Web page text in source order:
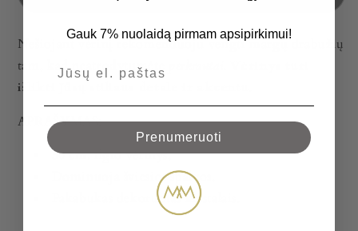
Nešiojant vėrinį rekomenduoju vengti margų drabužių
tam, kad neatrodytumėte
išlikti Jūsų stiliaus detale ir akcentu
APRAŠYMAS:
50 cm. ilgio vėrinys,
Dominuoja šviesios spalvos,
Pakabukas dekoruotas kristalais.
Gauk 7% nuolaidą pirmam apsipirkimui!
Prenumeruoti